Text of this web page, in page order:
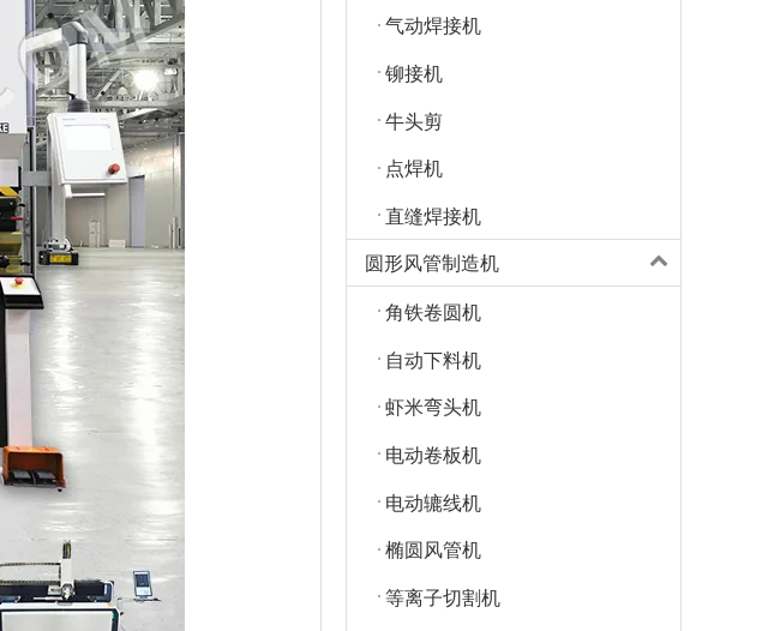
气动焊接机
铆接机
牛头剪
点焊机
直缝焊接机
圆形风管制造机
角铁卷圆机
自动下料机
虾米弯头机
电动卷板机
电动辘线机
椭圆风管机
等离子切割机